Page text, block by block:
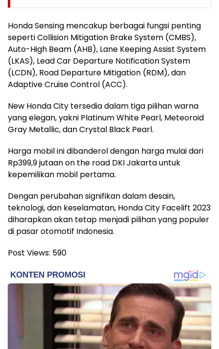
Honda Sensing mencakup berbagai fungsi penting
seperti Collision Mitigation Brake System (CMBS),
Auto-High Beam (AHB), Lane Keeping Assist System
(LKAS), Lead Car Departure Notification System
(LCDN), Road Departure Mitigation (RDM), dan
Adaptive Cruise Control (ACC).
New Honda City tersedia dalam tiga pilihan warna
yang elegan, yakni Platinum White Pearl, Meteoroid
Gray Metallic, dan Crystal Black Pearl.
Harga mobil ini dibanderol dengan harga mulai dari
Rp399,9 jutaan on the road DKI Jakarta untuk
kepemilikan mobil pertama.
Dengan perubahan signifikan dalam desain,
teknologi, dan keselamatan, Honda City Facelift 2023
diharapkan akan tetap menjadi pilihan yang populer
di pasar otomotif Indonesia.
Post Views: 590